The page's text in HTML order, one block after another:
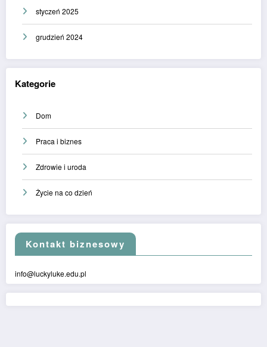
styczeń 2025
grudzień 2024
Kategorie
Dom
Praca i biznes
Zdrowie i uroda
Życie na co dzień
Kontakt biznesowy
info@luckyluke.edu.pl